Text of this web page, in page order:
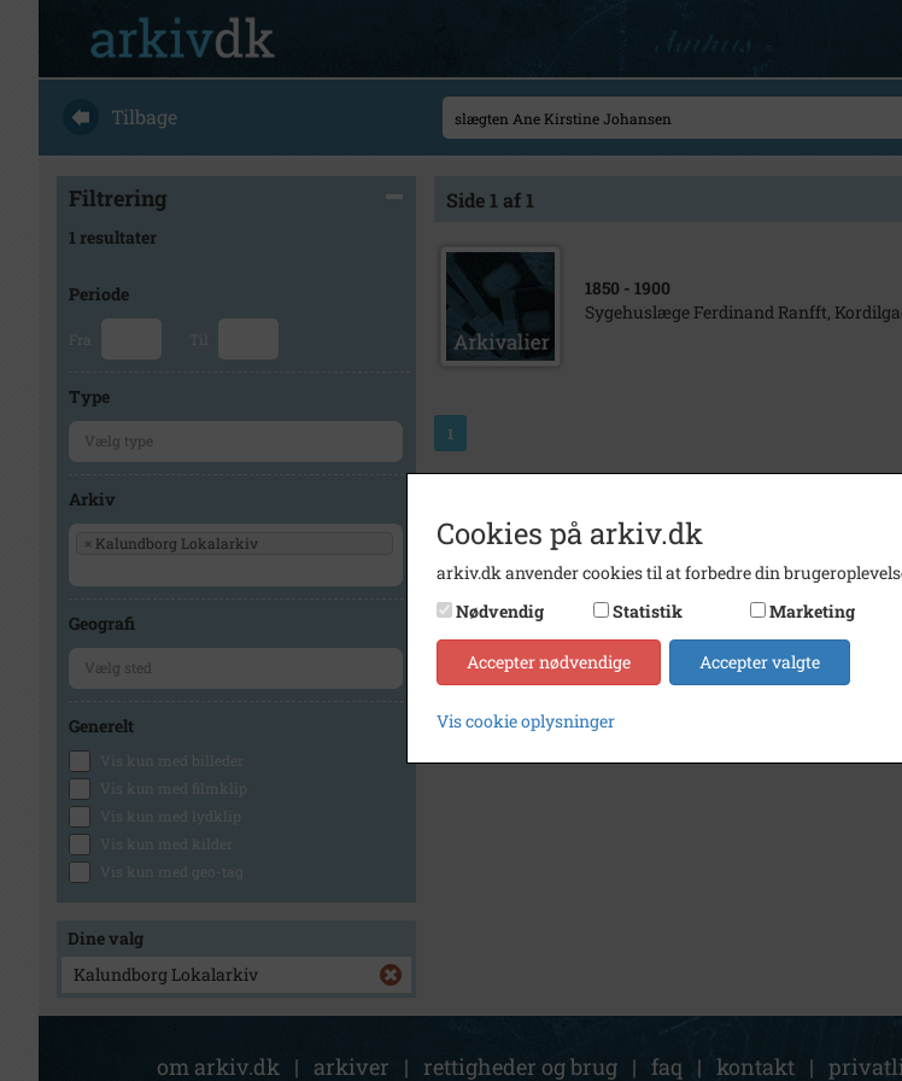
Tilbage
Filtrering
1 resultater
Periode
Fra Til
Type
Arkiv
× Kalundborg Lokalarkiv
Geografi
Generelt
Vis kun med billeder
Vis kun med filmklip
Vis kun med lydklip
Vis kun med kilder
Vis kun med geo-tag
Dine valg
Kalundborg Lokalarkiv
Side 1 af 1
1850 - 1900
Sygehuslæge Ferdinand Ranfft,
1
om arkiv.dk | arkiver | rettigheder og brug | faq | kontakt |
Cookies på arkiv.dk
arkiv.dk anvender cookies til at forbedre din
Nødvendig
Statistik Marketing
Accepter nødvendige Accepter valgte
Vis cookie oplysninger